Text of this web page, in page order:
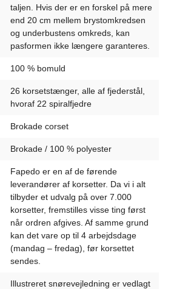
taljen. Hvis der er en forskel på mere
end 20 cm mellem brystomkredsen
og underbustens omkreds, kan
pasformen ikke længere garanteres.
100 % bomuld
26 korsetstænger, alle af fjederstål,
hvoraf 22 spiralfjedre
Brokade corset
Brokade / 100 % polyester
Fapedo er en af de førende
leverandører af korsetter. Da vi i alt
tilbyder et udvalg på over 7.000
korsetter, fremstilles visse ting først
når ordren afgives. Af samme grund
kan det vare op til 4 arbejdsdage
(mandag – fredag), før korsettet
sendes.
Illustreret snørevejledning er vedlagt